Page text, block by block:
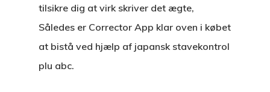
tilsikre dig at virk skriver det ægte,
Således er Corrector App klar oven i købet
at bistå ved hjælp af japansk stavekontrol
plu abc.